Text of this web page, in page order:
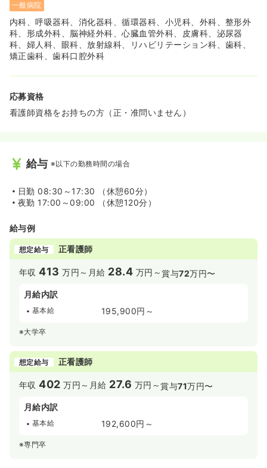
一般病院
内科、呼吸器科、消化器科、循環器科、小児科、外科、整形外
科、形成外科、脳神経外科、心臓血管外科、皮膚科、泌尿器
科、婦人科、眼科、放射線科、リハビリテーション科、歯科、
矯正歯科、歯科口腔外科
応募資格
看護師資格をお持ちの方（正・准問いません）
給与 ※以下の勤務時間の場合
日勤 08:30～17:30 （休憩60分）
夜勤 17:00～09:00 （休憩120分）
給与例
想定給与 正看護師
年収413 万円～ 月給 28.4 万円～賞与72万円〜
月給内訳
基本給 195,900円～
※大学卒
想定給与 正看護師
年収402 万円～ 月給 27.6 万円～賞与71万円〜
月給内訳
基本給 192,600円～
※専門卒